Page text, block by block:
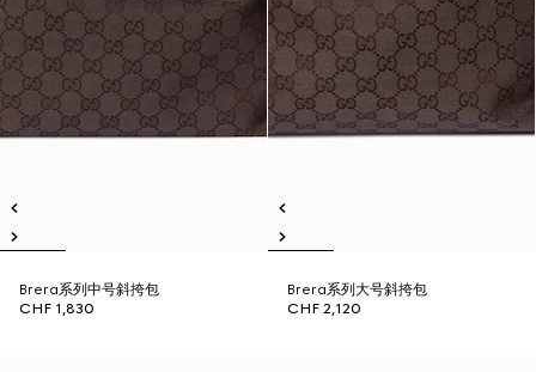
Brera系列中号斜挎包
CHF 1,830
Brera系列大号斜挎包
CHF 2,120